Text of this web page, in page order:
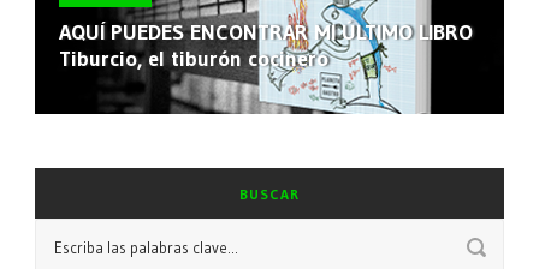
AQUÍ PUEDES ENCONTRAR MI ÚLTIMO LIBRO
Tiburcio, el tiburón cocinero
BUSCAR